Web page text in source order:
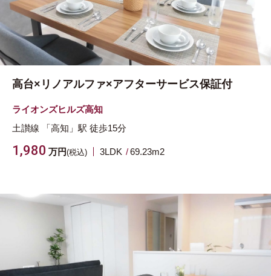
高台×リノアルファ×アフターサービス保証付
ライオンズヒルズ高知
土讃線
「高知」駅 徒歩15分
1,980 万円(税込) 3LDK 69.23m2